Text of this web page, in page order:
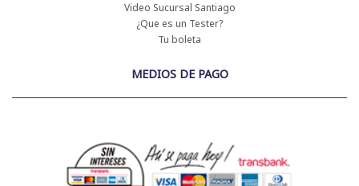
Video Sucursal Santiago
¿Que es un Tester?
Tu boleta
MEDIOS DE PAGO